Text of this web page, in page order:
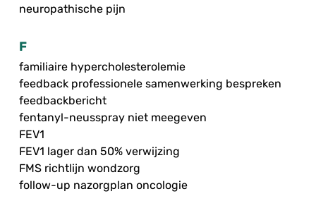
neuropathische pijn
F
familiaire hypercholesterolemie
feedback professionele samenwerking bespreken
feedbackbericht
fentanyl-neusspray niet meegeven
FEV1
FEV1 lager dan 50% verwijzing
FMS richtlijn wondzorg
follow-up nazorgplan oncologie